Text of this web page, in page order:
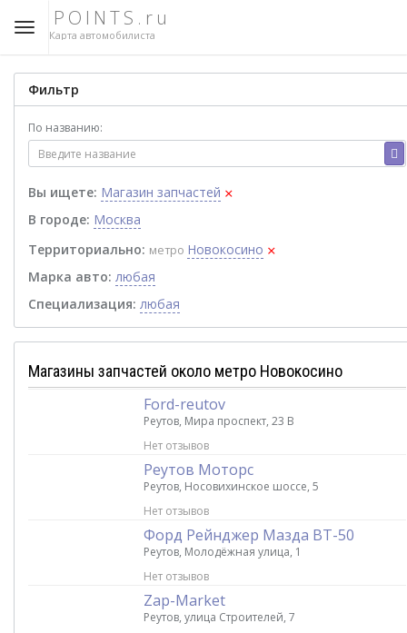
POINTS.ru
Карта автомобилиста
Фильтр
По названию:
Вы ищете: Магазин запчастей ×
В городе: Москва
Территориально: метро Новокосино ×
Марка авто: любая
Специализация: любая
Магазины запчастей около метро Новокосино
Ford-reutov
Реутов, Мира проспект, 23 В
Нет отзывов
Реутов Моторс
Реутов, Носовихинское шоссе, 5
Нет отзывов
Форд Рейнджер Мазда ВТ-50
Реутов, Молодёжная улица, 1
Нет отзывов
Zap-Market
Реутов, улица Строителей, 7